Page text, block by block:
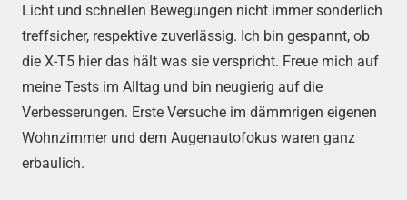
Licht und schnellen Bewegungen nicht immer sonderlich
treffsicher, respektive zuverlässig. Ich bin gespannt, ob
die X-T5 hier das hält was sie verspricht. Freue mich auf
meine Tests im Alltag und bin neugierig auf die
Verbesserungen. Erste Versuche im dämmrigen eigenen
Wohnzimmer und dem Augenautofokus waren ganz
erbaulich.